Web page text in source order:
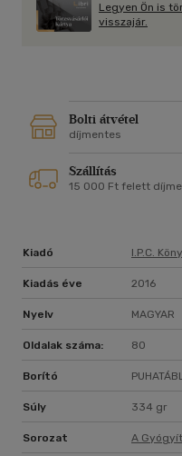
gluténmentes étrend
Kipróbált receptjeink
Jó főzést és jó
Legyen Ön is
visszajár.
Bolti átvétel
díjmentes
Szállítás
15 000 Ft felett
Kiadó I.p.c.
Kiadás éve 2016
Nyelv MAGYAR
Oldalak száma: 80
Borító
Súly 334 gr
Sorozat A